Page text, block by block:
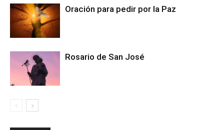
Oración para pedir por la Paz
Rosario de San José